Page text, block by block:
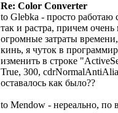
Re: Color Converter
to Glebka - просто работаю
так и растра, причем
огромные затраты
кинь, я чуток в
изменить в строке
True, 300,
оставалось как было??
to Mendow - нереально,